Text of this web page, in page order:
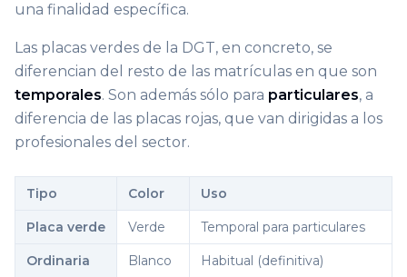
una finalidad específica.
Las placas verdes de la DGT, en concreto, se
diferencian del resto de las matrículas en que son
temporales. Son además sólo para particulares, a
diferencia de las placas rojas, que van dirigidas a los
profesionales del sector.
Tipo Color Uso
Placa verde Verde Temporal para particulares
Ordinaria Blanco Habitual (definitiva)